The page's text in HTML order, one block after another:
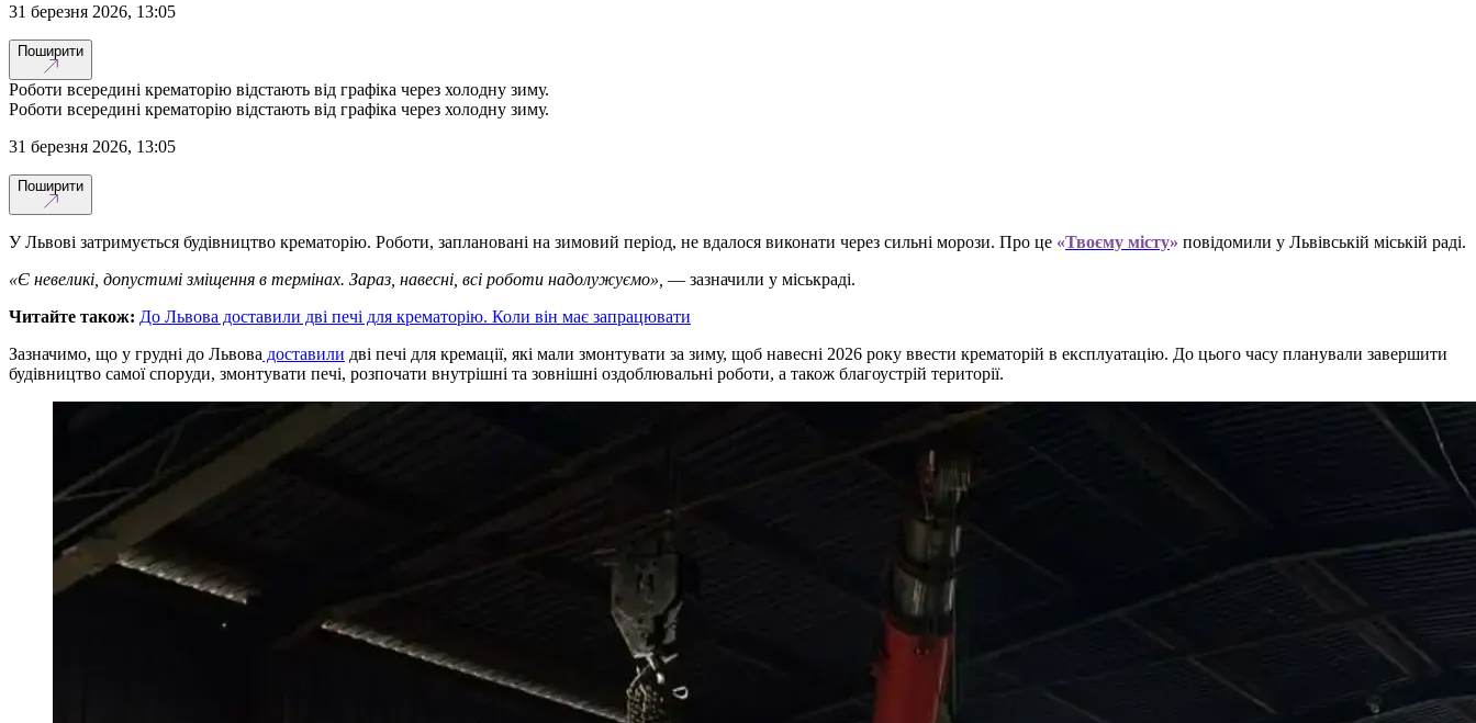
31 березня 2026, 13:05
Поширити
Роботи всередині крематорію відстають від графіка через холодну зиму.
Роботи всередині крематорію відстають від графіка через холодну зиму.
31 березня 2026, 13:05
Поширити
У Львові затримується будівництво крематорію. Роботи, заплановані на зимовий період, не вдалося виконати через сильні морози. Про це «Твоєму місту» повідомили у Львівській міській раді.
«Є невеликі, допустимі зміщення в термінах. Зараз, навесні, всі роботи надолужуємо», — зазначили у міськраді.
Читайте також: До Львова доставили дві печі для крематорію. Коли він має запрацювати
Зазначимо, що у грудні до Львова доставили дві печі для кремації, які мали змонтувати за зиму, щоб навесні 2026 року ввести крематорій в експлуатацію. До цього часу планували завершити
будівництво самої споруди, змонтувати печі, розпочати внутрішні та зовнішні оздоблювальні роботи, а також благоустрій території.